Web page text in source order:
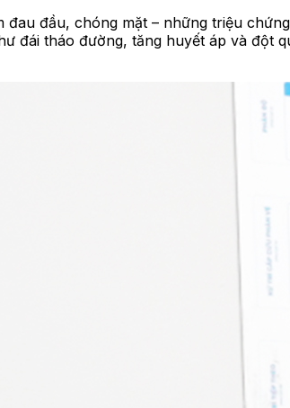
đầu, chóng mặt – những triệu
đái tháo đường, tăng huyết áp và đột